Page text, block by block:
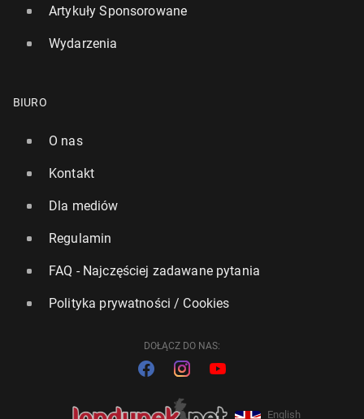
Artykuły Sponsorowane
Wydarzenia
BIURO
O nas
Kontakt
Dla mediów
Regulamin
FAQ - Najczęściej zadawane pytania
Polityka prywatności / Cookies
DOŁĄCZ DO NAS:
English